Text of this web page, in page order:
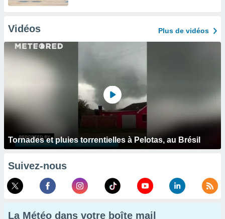
Vidéos Plus de vidéos
Tornades et pluies torrentielles à Pelotas, au Brésil
Suivez-nous
La Météo dans votre boîte mail